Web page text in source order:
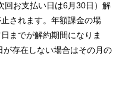
回お支払い日は6月30日）解
されます。年額課金の場
までが解約期間になりま
存在しない場合はその月の